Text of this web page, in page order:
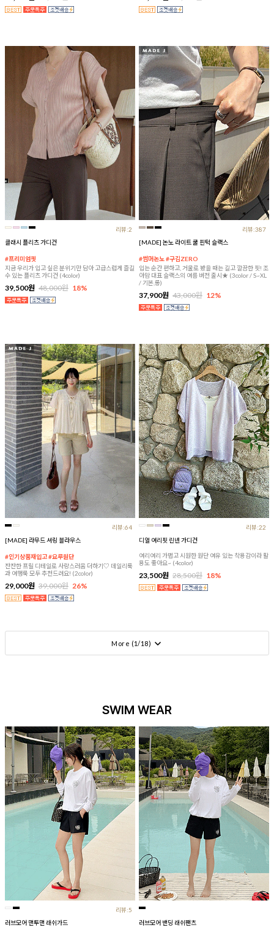
리뷰:2
클래시 플리츠 가디건
#프리미엄핏
지금 우리가 입고 싶은 분위기만 담아 고급스럽게 즐길
수 있는 플리츠 가디건 (4color)
39,500원 48,000원 18%
리뷰:387
[MADE] 논노 라이트 쿨 핀턱 슬랙스
#썸머논노 #구김ZERO
입는 순간 편하고, 거울로 봤을 때는 길고 깔끔한 핏! 조
아맘 대표 슬랙스의 여름 버전 출시★ (3color / S~XL
/ 기본,롱)
37,900원 43,000원 12%
리뷰:64
[MADE] 라무드 셔링 블라우스
#인기상품재입고 #요루원단
잔잔한 프릴 디테일로 사랑스러움 더하기♡ 데일리룩
과 여행룩 모두 추천드려요! (2color)
29,000원 39,000원 26%
리뷰:22
디얼 여리핏 린넨 가디건
여리여리 가볍고 시원한 원단 여유 있는 착용감이라 활
용도 좋아요~ (4color)
23,500원 28,500원 18%
More (1/18)
SWIM WEAR
리뷰:5
러브모어 맨투맨 래쉬가드
러브모어 밴딩 래쉬팬츠